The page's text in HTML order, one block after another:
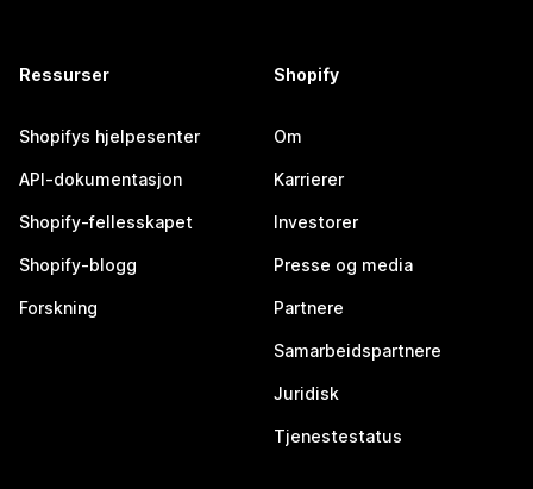
Ressurser
Shopifys hjelpesenter
API-dokumentasjon
Shopify-fellesskapet
Shopify-blogg
Forskning
Shopify
Om
Karrierer
Investorer
Presse og media
Partnere
Samarbeidspartnere
Juridisk
Tjenestestatus